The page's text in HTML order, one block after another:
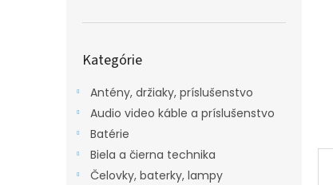
kategórie
Kategórie
Antény, držiaky, príslušenstvo
Audio video káble a príslušenstvo
Batérie
Biela a čierna technika
Čelovky, baterky, lampy